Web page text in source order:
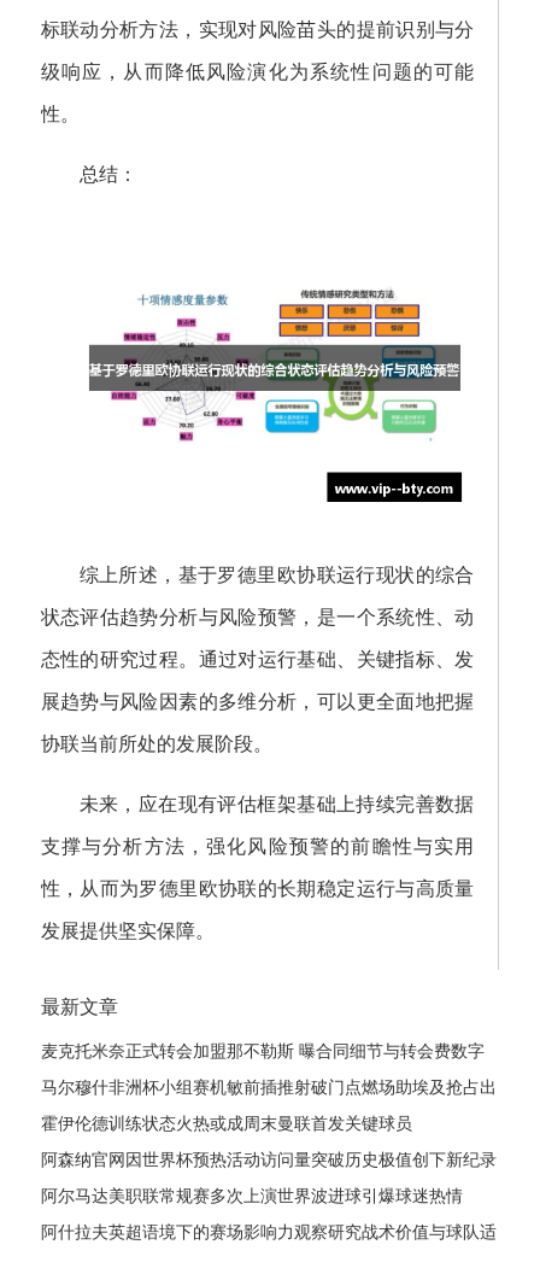
标联动分析方法，实现对风险苗头的提前识别与分
级响应，从而降低风险演化为系统性问题的可能
性。
总结：
综上所述，基于罗德里欧协联运行现状的综合
状态评估趋势分析与风险预警，是一个系统性、动
态性的研究过程。通过对运行基础、关键指标、发
展趋势与风险因素的多维分析，可以更全面地把握
协联当前所处的发展阶段。
未来，应在现有评估框架基础上持续完善数据
支撑与分析方法，强化风险预警的前瞻性与实用
性，从而为罗德里欧协联的长期稳定运行与高质量
发展提供坚实保障。
最新文章
麦克托米奈正式转会加盟那不勒斯 曝合同细节与转会费数字
马尔穆什非洲杯小组赛机敏前插推射破门点燃场助埃及抢占出
线先机
霍伊伦德训练状态火热或成周末曼联首发关键球员
阿森纳官网因世界杯预热活动访问量突破历史极值创下新纪录
阿尔马达美职联常规赛多次上演世界波进球引爆球迷热情
阿什拉夫英超语境下的赛场影响力观察研究战术价值与球队适